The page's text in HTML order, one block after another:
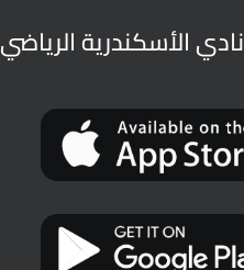
نادي الأسكندرية الرياضي